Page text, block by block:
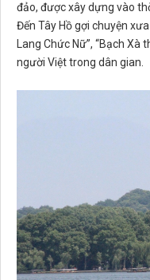
đảo, được xây dựng vào
Đến Tây Hồ gợi chuyện
Lang Chức Nữ”, “Bạch Xà
người Việt trong dân gian.